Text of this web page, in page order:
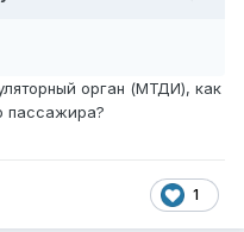
орган (МТДИ), как
пассажира?
1